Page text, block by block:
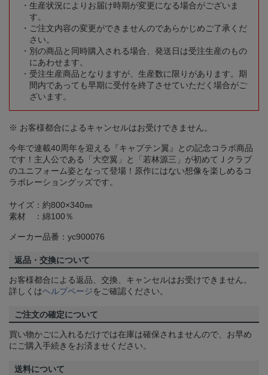
生産状況によりお届け時期が変更になる場合がございま
す。
ご注文内容の変更ができませんのであらかじめご了承くだ
さい。
別の商品と同時購入される場合、発送日は受注生産のもの
にあわせます。
受注生産商品となりますが、生産数に限りがあります。期
間内であっても早期に受付を終了させていただく場合がご
ざいます。
※ お客様都合によるキャンセルはお受けできません。
今年で連載40周年を迎える『キャプテン翼』との記念コラボ商品
です！主人公である「大空翼」と「若林源三」が初めてＪクラブ
のユニフォーム姿となって登場！原作にはない想像を楽しめるコ
ラボレーショングッズです。
サイズ：約800×340㎜
素材 ：綿100％
メーカー品番：yc900076
返品・交換について
お客様都合による返品、交換、キャンセルはお受けできません。
詳しくはヘルプページをご確認ください。
ご注文の確定について
買い物かごに入れるだけでは在庫は確保されませんので、お早め
にご購入手続きをお済ませください。
送料について